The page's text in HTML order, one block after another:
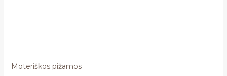
Moteriškos pižamos